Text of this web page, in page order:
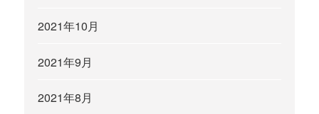
2021年10月
2021年9月
2021年8月